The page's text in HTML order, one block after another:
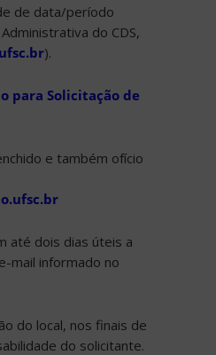
de data/período
do CDS,
).
para Solicitação de
e também ofício
até dois dias úteis a
mail informado no
do local, nos finais de
do solicitante.